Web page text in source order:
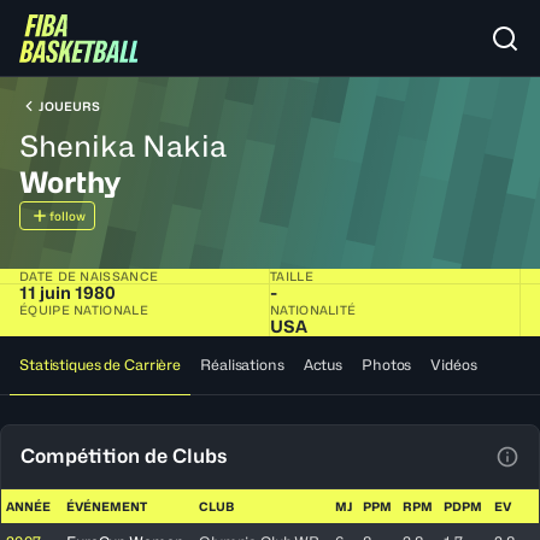
JOUEURS
Shenika Nakia
Worthy
follow
DATE DE NAISSANCE
11 juin 1980
TAILLE
-
ÉQUIPE NATIONALE NATIONALITÉ
USA
Statistiques de Carrière Réalisations Actus Photos Vidéos
Compétition de Clubs
ANNÉE ÉVÉNEMENT CLUB MJ PPM RPM PDPM EV